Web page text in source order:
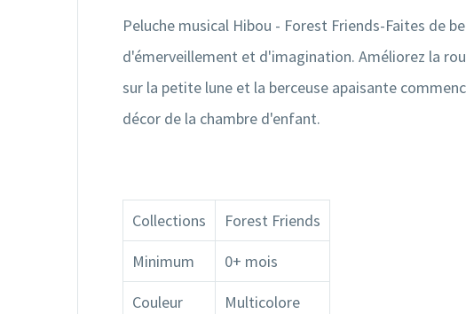
Peluche musical Hibou - Forest Friends-Faites de
d'émerveillement et d'imagination. Améliorez la
sur la petite lune et la berceuse apaisante
décor de la chambre d'enfant.
Collections
Forest Friends
Minimum
0+ mois
Couleur
Multicolore